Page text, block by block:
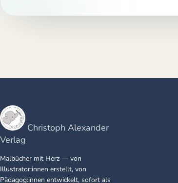
Christoph Alexander
Verlag
Malbücher mit Herz — von
Illustrator:innen erstellt, von
Pädagog:innen entwickelt, sofort als